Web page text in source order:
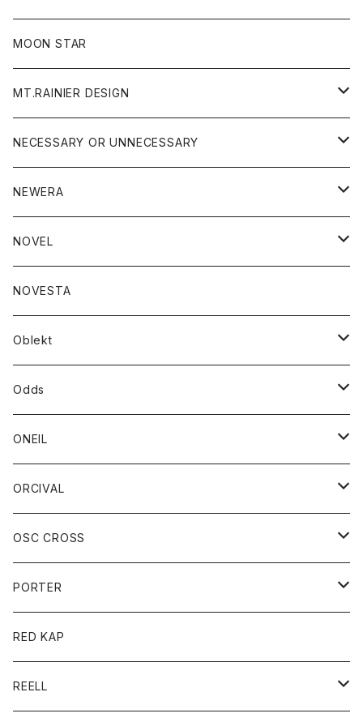
フリース
ジャケット
ニット
パンツ
帽子
MOON STAR
MT.RAINIER DESIGN
アウター
コート
ジャケット
アクセサリー
バッグ
グッズ
ウォレット
靴
トップス
ジャケット
シャツ
ボトム
ショートパンツ
パンツ
レディース
シャツ
Tシャツ
NECESSARY OR UNNECESSARY
アウター
コート
ジャケット
アクセサリー
バッグ
ブレスレット
グッズ
靴
ストール/マフラー
トップス
シャツ
シャツジャケット
ロングスリーブＴシャツ
ボトム
ショートパンツ
ジーンズ
NEWERA
帽子
NOVEL
トップス
カットソー
スエット
ボトム
NOVESTA
Oblekt
ボトム
ショートパンツ
パンツ
レディース
ボトム
Odds
帽子
ONEIL
スカート
ORCIVAL
アウター
コート
ジャケット
アクセサリー
バッグ
キッズ
Tシャツ
グッズ
OSC CROSS
ダウンジャケット
PORTER
カードホルダー
キーホルダー
RED KAP
REELL